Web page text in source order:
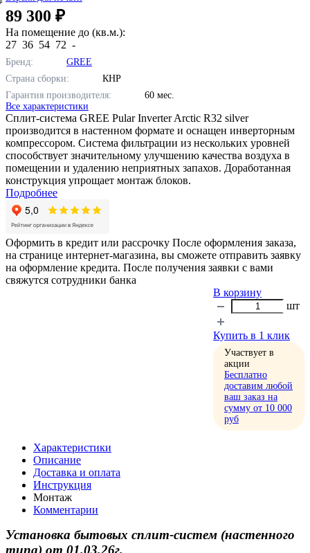
89 300 ₽
На помещение до (кв.м.):
27 36 54 72 -
Бренд:
GREE
Страна сборки:
КНР
Гарантия производителя:
60 мес.
Все характеристики
Сплит-система GREE Pular Inverter Arctic R32 silver
производится в настенном формате и оснащен инверторным
компрессором. Система фильтрации из нескольких уровней
способствует значительному улучшению качества воздуха в
помещении и удалению неприятных запахов. Доработанная
конструкция упрощает монтаж блоков.
Подробнее
Оформить в кредит или рассрочку После оформления заказа,
на странице интернет-магазина, вы сможете отправить заявку
на оформление кредита. После получения заявки с вами
свяжутся сотрудники банка
В корзину
шт
Купить в 1 клик
Участвует в
акции
Бесплатно
доставим любой
ваш заказ на
сумму от 10 000
руб
Характеристики
Описание
Доставка и оплата
Инструкция
Монтаж
Комментарии
Установка бытовых сплит-систем (настенного
типа) от 01.03.26г.